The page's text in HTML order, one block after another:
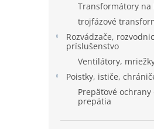
Transformátory na
trojfázové
Rozvádzače,
príslušenstvo
Ventilátory,
Poistky, ističe,
Prepäťové ochrany
prepätia